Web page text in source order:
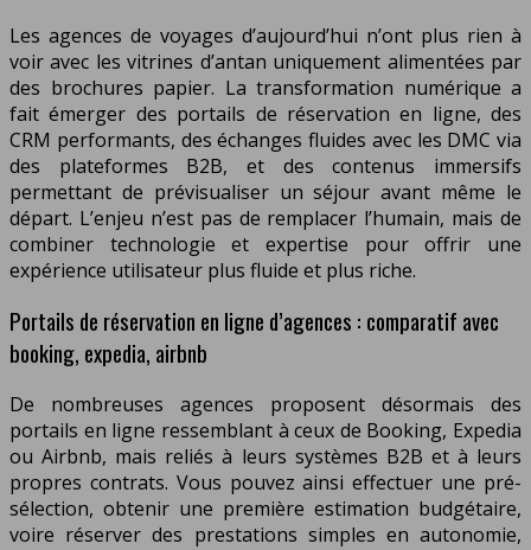
Les agences de voyages d’aujourd’hui n’ont plus rien à
voir avec les vitrines d’antan uniquement alimentées par
des brochures papier. La transformation numérique a
fait émerger des portails de réservation en ligne, des
CRM performants, des échanges fluides avec les DMC via
des plateformes B2B, et des contenus immersifs
permettant de prévisualiser un séjour avant même le
départ. L’enjeu n’est pas de remplacer l’humain, mais de
combiner technologie et expertise pour offrir une
expérience utilisateur plus fluide et plus riche.
Portails de réservation en ligne d’agences : comparatif avec
booking, expedia, airbnb
De nombreuses agences proposent désormais des
portails en ligne ressemblant à ceux de Booking, Expedia
ou Airbnb, mais reliés à leurs systèmes B2B et à leurs
propres contrats. Vous pouvez ainsi effectuer une pré-
sélection, obtenir une première estimation budgétaire,
voire réserver des prestations simples en autonomie,